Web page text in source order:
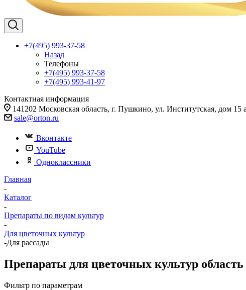
+7(495) 993-37-58
Назад
Телефоны
+7(495) 993-37-58
+7(495) 993-41-97
Контактная информация
141202 Московская область, г. Пушкино, ул. Институтская, дом 15 а
sale@orton.ru
Вконтакте
YouTube
Одноклассники
Главная
-
Каталог
-
Препараты по видам культур
-
Для цветочных культур
-Для рассады
Препараты для цветочных культур
Фильтр по параметрам